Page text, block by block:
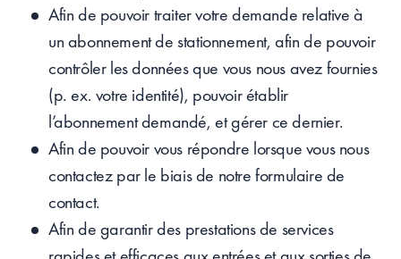
Afin de pouvoir traiter votre demande relative à
un abonnement de stationnement, afin de pouvoir
contrôler les données que vous nous avez fournies
(p. ex. votre identité), pouvoir établir
l’abonnement demandé, et gérer ce dernier.
Afin de pouvoir vous répondre lorsque vous nous
contactez par le biais de notre formulaire de
contact.
Afin de garantir des prestations de services